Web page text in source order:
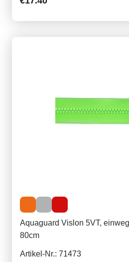
Aquaguard Vislon 5VT,
80cm
Artikel-Nr.: 71473